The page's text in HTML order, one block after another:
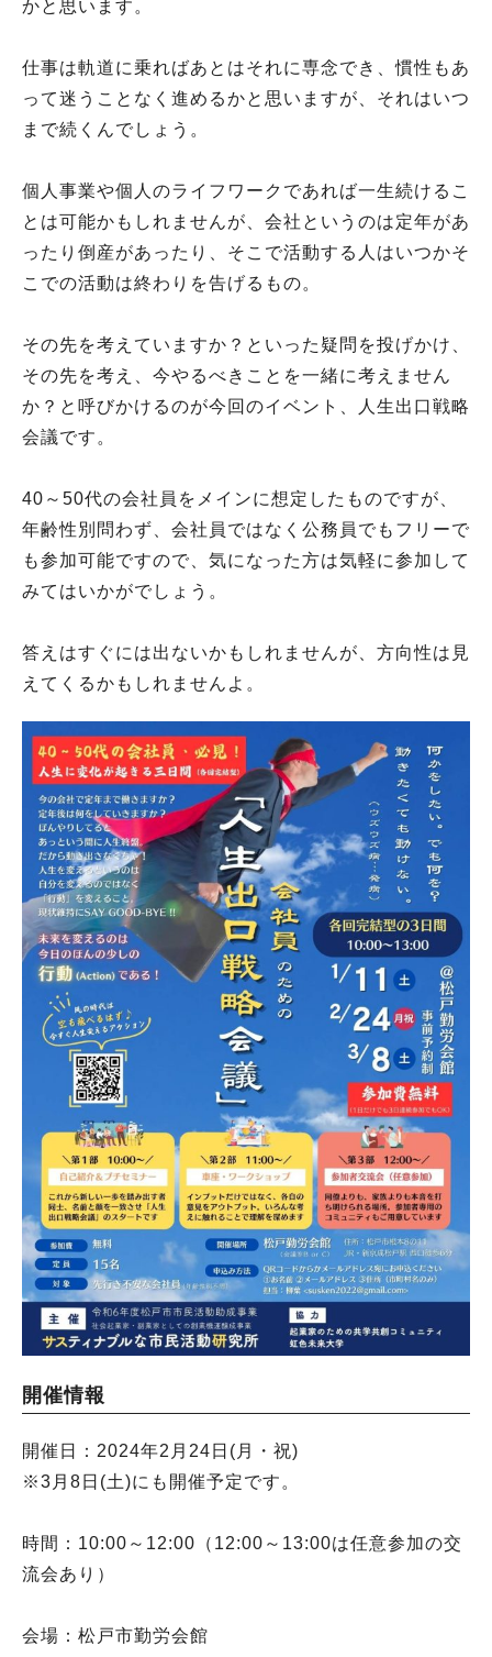
かと思います。
仕事は軌道に乗ればあとはそれに専念でき、慣性もあ
って迷うことなく進めるかと思いますが、それはいつ
まで続くんでしょう。
個人事業や個人のライフワークであれば一生続けるこ
とは可能かもしれませんが、会社というのは定年があ
ったり倒産があったり、そこで活動する人はいつかそ
こでの活動は終わりを告げるもの。
その先を考えていますか？といった疑問を投げかけ、
その先を考え、今やるべきことを一緒に考えません
か？と呼びかけるのが今回のイベント、人生出口戦略
会議です。
40～50代の会社員をメインに想定したものですが、
年齢性別問わず、会社員ではなく公務員でもフリーで
も参加可能ですので、気になった方は気軽に参加して
みてはいかがでしょう。
答えはすぐには出ないかもしれませんが、方向性は見
えてくるかもしれませんよ。
開催情報
開催日：2024年2月24日(月・祝)
※3月8日(土)にも開催予定です。
時間：10:00～12:00（12:00～13:00は任意参加の交
流会あり）
会場：松戸市勤労会館